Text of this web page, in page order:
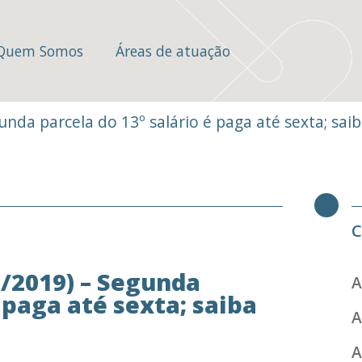
Somos Áreas de atuação
parcela do 13º salário é paga até sexta;
– Segunda
até sexta; saiba